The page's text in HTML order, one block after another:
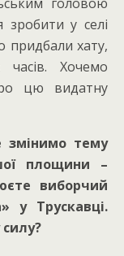
зробити у селі
придбали хату,
часів. Хочемо
цю видатну
змінимо тему
площини –
виборчий
у Трускавці.